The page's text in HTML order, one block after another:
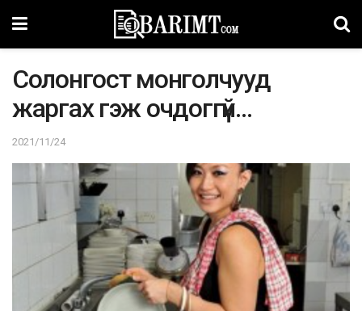
Солонгост монголчууд
жаргах гэж очдоггүй…
2021/11/24